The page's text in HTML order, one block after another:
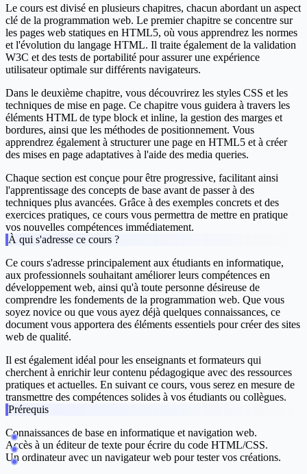
Le cours est divisé en plusieurs chapitres, chacun abordant un aspect
clé de la programmation web. Le premier chapitre se concentre sur
les pages web statiques en HTML5, où vous apprendrez les normes
et l'évolution du langage HTML. Il traite également de la validation
W3C et des tests de portabilité pour assurer une expérience
utilisateur optimale sur différents navigateurs.
Dans le deuxième chapitre, vous découvrirez les styles CSS et les
techniques de mise en page. Ce chapitre vous guidera à travers les
éléments HTML de type block et inline, la gestion des marges et
bordures, ainsi que les méthodes de positionnement. Vous
apprendrez également à structurer une page en HTML5 et à créer
des mises en page adaptatives à l'aide des media queries.
Chaque section est conçue pour être progressive, facilitant ainsi
l'apprentissage des concepts de base avant de passer à des
techniques plus avancées. Grâce à des exemples concrets et des
exercices pratiques, ce cours vous permettra de mettre en pratique
vos nouvelles compétences immédiatement.
À qui s'adresse ce cours ?
Ce cours s'adresse principalement aux étudiants en informatique,
aux professionnels souhaitant améliorer leurs compétences en
développement web, ainsi qu'à toute personne désireuse de
comprendre les fondements de la programmation web. Que vous
soyez novice ou que vous ayez déjà quelques connaissances, ce
document vous apportera des éléments essentiels pour créer des sites
web de qualité.
Il est également idéal pour les enseignants et formateurs qui
cherchent à enrichir leur contenu pédagogique avec des ressources
pratiques et actuelles. En suivant ce cours, vous serez en mesure de
transmettre des compétences solides à vos étudiants ou collègues.
Prérequis
Connaissances de base en informatique et navigation web.
Accès à un éditeur de texte pour écrire du code HTML/CSS.
Un ordinateur avec un navigateur web pour tester vos créations.